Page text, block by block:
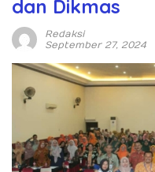
dan Dikmas
Redaksi
September 27, 2024